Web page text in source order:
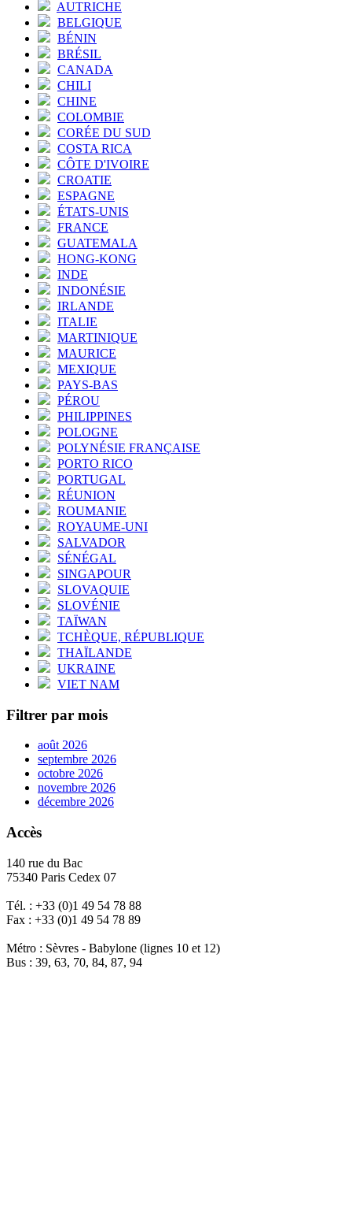
AUTRICHE
BELGIQUE
BÉNIN
BRÉSIL
CANADA
CHILI
CHINE
COLOMBIE
CORÉE DU SUD
COSTA RICA
CÔTE D'IVOIRE
CROATIE
ESPAGNE
ÉTATS-UNIS
FRANCE
GUATEMALA
HONG-KONG
INDE
INDONÉSIE
IRLANDE
ITALIE
MARTINIQUE
MAURICE
MEXIQUE
PAYS-BAS
PÉROU
PHILIPPINES
POLOGNE
POLYNÉSIE FRANÇAISE
PORTO RICO
PORTUGAL
RÉUNION
ROUMANIE
ROYAUME-UNI
SALVADOR
SÉNÉGAL
SINGAPOUR
SLOVAQUIE
SLOVÉNIE
TAÏWAN
TCHÈQUE, RÉPUBLIQUE
THAÏLANDE
UKRAINE
VIET NAM
Filtrer par mois
août 2026
septembre 2026
octobre 2026
novembre 2026
décembre 2026
Accès
140 rue du Bac
75340 Paris Cedex 07
Tél. : +33 (0)1 49 54 78 88
Fax : +33 (0)1 49 54 78 89
Métro : Sèvres - Babylone (lignes 10 et 12)
Bus : 39, 63, 70, 84, 87, 94